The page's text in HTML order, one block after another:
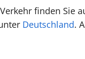
finden Sie
Deutschland.